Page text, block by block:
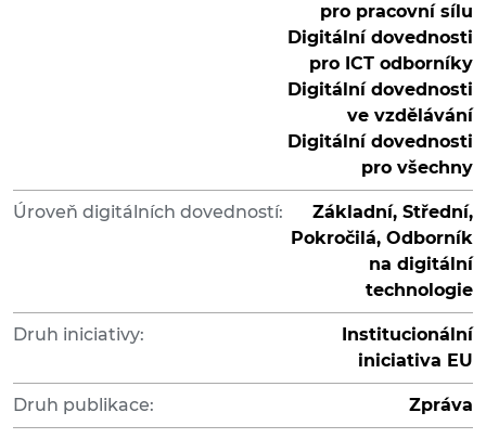
pro pracovní sílu
Digitální dovednosti
pro ICT odborníky
Digitální dovednosti
ve vzdělávání
Digitální dovednosti
pro všechny
Úroveň digitálních dovedností:
Základní, Střední,
Pokročilá, Odborník
na digitální
technologie
Druh iniciativy:
Institucionální
iniciativa EU
Druh publikace: Zpráva